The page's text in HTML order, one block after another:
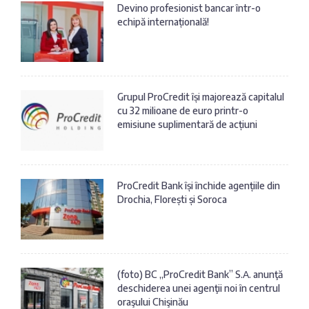
ProCredit Bank
Devino profesionist bancar într-o
echipă internațională!
Grupul ProCredit își majorează capitalul
cu 32 milioane de euro printr-o
emisiune suplimentară de acțiuni
ProCredit Bank își închide agențiile din
Drochia, Florești și Soroca
(foto) BC „ProCredit Bank” S.А. anunţă
deschiderea unei agenţii noi în centrul
oraşului Chişinău